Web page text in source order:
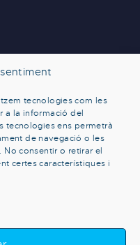
tecnologies com les
a la informació del
tecnologies ens permetrà
de navegació o les
consentir o retirar el
certes característiques i